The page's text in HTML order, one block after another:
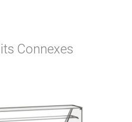
Connexes